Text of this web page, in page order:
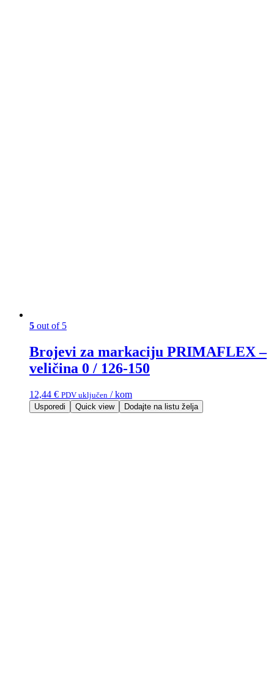
5 out of 5
Brojevi za markaciju PRIMAFLEX –
veličina 0 / 126-150
12,44 € PDV uključen / kom
Usporedi Quick view Dodajte na listu želja